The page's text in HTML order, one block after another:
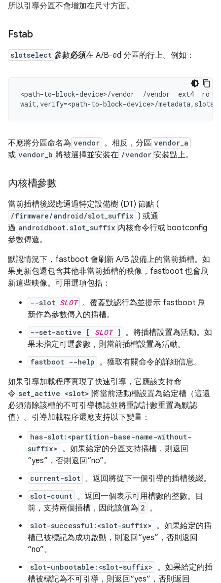
所以引導分區不會增加在尺寸方面。
Fstab
slotselect 參數必須在 A/B-ed 分區的行上。例如：
<path-to-block-device>/vendor  /vendor  ext4  ro
不應將分區命名為 vendor 。相反，分區 vendor_a
或 vendor_b 將被選擇並安裝在 /vendor 安裝點上。
內核槽參數
當前插槽後綴應通過特定設備樹 (DT) 節點 (
/firmware/android/slot_suffix ) 或通
過 androidboot.slot_suffix 內核命令行或 bootconfig
參數傳遞。
默認情況下，fastboot 會刷新 A/B 設備上的當前插槽。如
果更新包還包含其他非當前插槽的映像，fastboot 也會刷
新這些映像。可用選項包括：
--slot SLOT 。覆蓋默認行為並提​​示 fastboot 刷
新作為參數傳入的插槽。
--set-active [ SLOT]
。將插槽設置為活動。如
果未指定可選參數，則當前插槽設置為活動。
fastboot --help 。獲取有關命令的詳細信息。
如果引導加載程序實現了快速引導，它應該支持命
令 set_active <slot> 將當前活動槽設置為給定槽（這還
必須清除該槽的不可引導標誌並將重試計數重置為默認
值）。引導加載程序還應支持以下變量：
has-slot:<partition-base-name-without-
suffix> 。如果給定的分區支持插槽，則返回
“yes”，否則返回“no”。
current-slot 。返回將從下一個引導的插槽後綴。
slot-count 。返回一個表示可用槽數的整數。目
前，支持兩個插槽，因此該值為 2 。
slot-successful:<slot-suffix> 。如果給定的插
槽已被標記為成功啟動，則返回“yes”，否則返回
“no”。
slot-unbootable:<slot-suffix> 。如果給定的插
槽被標記為不可引導，則返回“yes”，否則返回